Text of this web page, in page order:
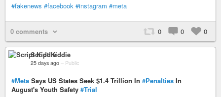
#fakenews #facebook #instagram #meta
0 comments 0 0 0
Script Kiddie
25 days ago – Public
#Meta Says US States Seek $1.4 Trillion In #Penalties In
August's Youth Safety #Trial